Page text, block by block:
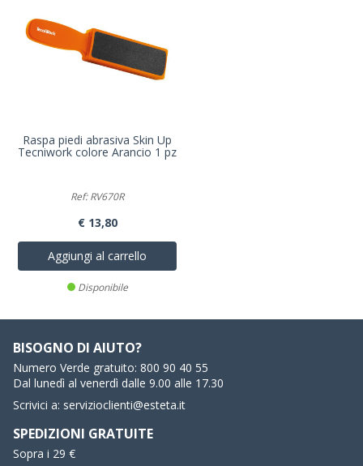
Raspa piedi abrasiva Skin Up
Tecniwork colore Arancio 1 pz
Ref: RV670R
€ 13,80
Aggiungi al carrello
Disponibile
BISOGNO DI AIUTO?
Numero Verde gratuito: 800 90 40 55
Dal lunedì al venerdì dalle 9.00 alle 17.30
Scrivici a: servizioclienti@esteta.it
SPEDIZIONI GRATUITE
Sopra i 29 €